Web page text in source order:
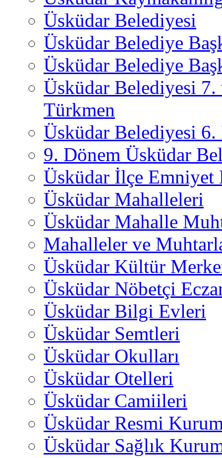
Üsküdar Belediyesi
Üsküdar Belediye
Üsküdar Belediye
Üsküdar Belediyesi
Türkmen
Üsküdar Belediyesi 6.
9. Dönem Üsküdar
Üsküdar İlçe
Üsküdar Mahalleleri
Üsküdar Mahalle
Mahalleler ve
Üsküdar Kültür
Üsküdar Nöbetçi
Üsküdar Bilgi Evleri
Üsküdar Semtleri
Üsküdar Okulları
Üsküdar Otelleri
Üsküdar Camiileri
Üsküdar Resmi
Üsküdar Sağlık